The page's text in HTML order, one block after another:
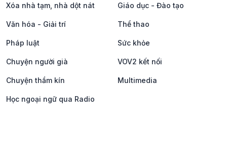
Xóa nhà tạm, nhà dột nát Giáo dục - Đào tạo
Văn hóa - Giải trí Thể thao
Pháp luật Sức khỏe
Chuyện người già VOV2 kết nối
Chuyện thầm kín Multimedia
Học ngoại ngữ qua Radio